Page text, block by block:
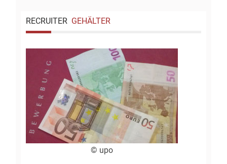
RECRUITER GEHÄLTER
© upo